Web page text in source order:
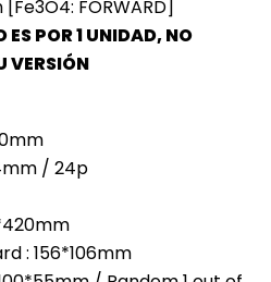
FORWARD]
ES POR 1 UNIDAD, NO
VERSIÓN
/ 24p
: 156*106mm